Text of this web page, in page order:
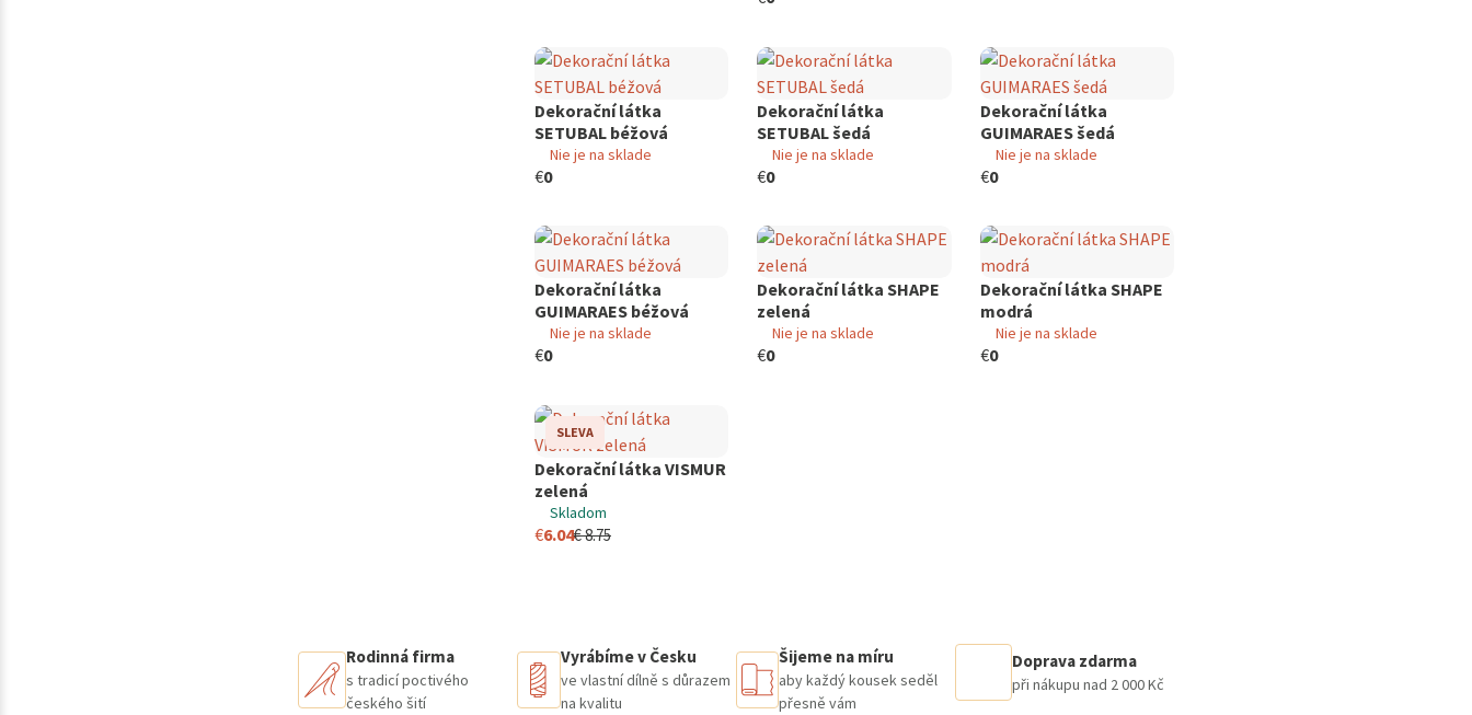
Dekorační látka
SETUBAL béžová
Nie je na sklade
€0
Dekorační látka
SETUBAL šedá
Nie je na sklade
€0
Dekorační látka
GUIMARAES šedá
Nie je na sklade
€0
Dekorační látka
GUIMARAES béžová
Nie je na sklade
€0
Dekorační látka SHAPE
zelená
Nie je na sklade
€0
Dekorační látka SHAPE
modrá
Nie je na sklade
€0
SLEVA
Dekorační látka VISMUR
zelená
Skladom
€6.04€8.75
ks
Rodinná firma
s tradicí poctivého
českého šití
Vyrábíme v Česku
ve vlastní dílně s důrazem
na kvalitu
Šijeme na míru
aby každý kousek seděl
přesně vám
Doprava zdarma
při nákupu nad 2 000 Kč